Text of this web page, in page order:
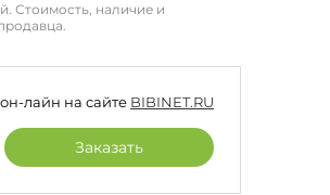
Стоимость, наличие и
лайн на сайте BIBINET.RU
Заказать